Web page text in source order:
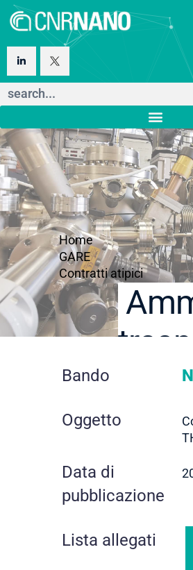
Home
GARE
Contratti atipici
Bando
Oggetto
Data di
pubblicazione
Lista allegati